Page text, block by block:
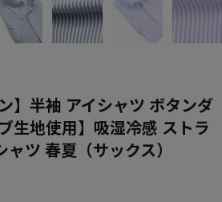
】半袖 アイシャツ ボタンダ
生地使用】吸湿冷感 ストラ
ツ 春夏（サックス）